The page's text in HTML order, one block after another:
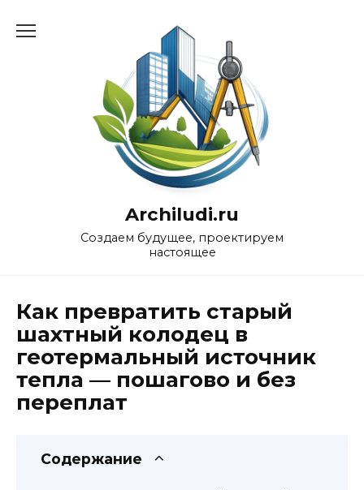
Archiludi.ru
Создаем будущее, проектируем
настоящее
Как превратить старый
шахтный колодец в
геотермальный источник
тепла — пошагово и без
переплат
Содержание